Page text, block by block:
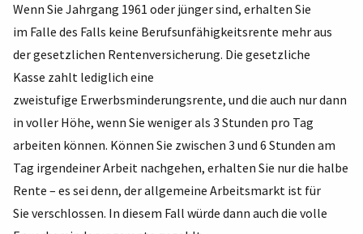
Wenn Sie Jahrgang 1961 oder jünger sind, erhalten Sie
im Falle des Falls keine Berufsunfähigkeitsrente mehr aus
der gesetzlichen Rentenversicherung. Die gesetzliche
Kasse zahlt lediglich eine
zweistufige Erwerbsminderungsrente, und die auch nur dann
in voller Höhe, wenn Sie weniger als 3 Stunden pro Tag
arbeiten können. Können Sie zwischen 3 und 6 Stunden am
Tag irgendeiner Arbeit nachgehen, erhalten Sie nur die halbe
Rente – es sei denn, der allgemeine Arbeitsmarkt ist für
Sie verschlossen. In diesem Fall würde dann auch die volle